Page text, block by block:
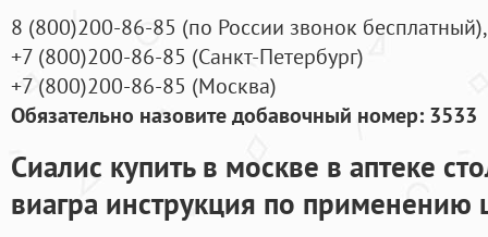
8 (800)200-86-85 (по России звонок бесплатный),
+7 (800)200-86-85 (Санкт-Петербург)
+7 (800)200-86-85 (Москва)
Обязательно назовите добавочный номер: 3533
Сиалис купить в москве в аптеке
виагра инструкция по применению